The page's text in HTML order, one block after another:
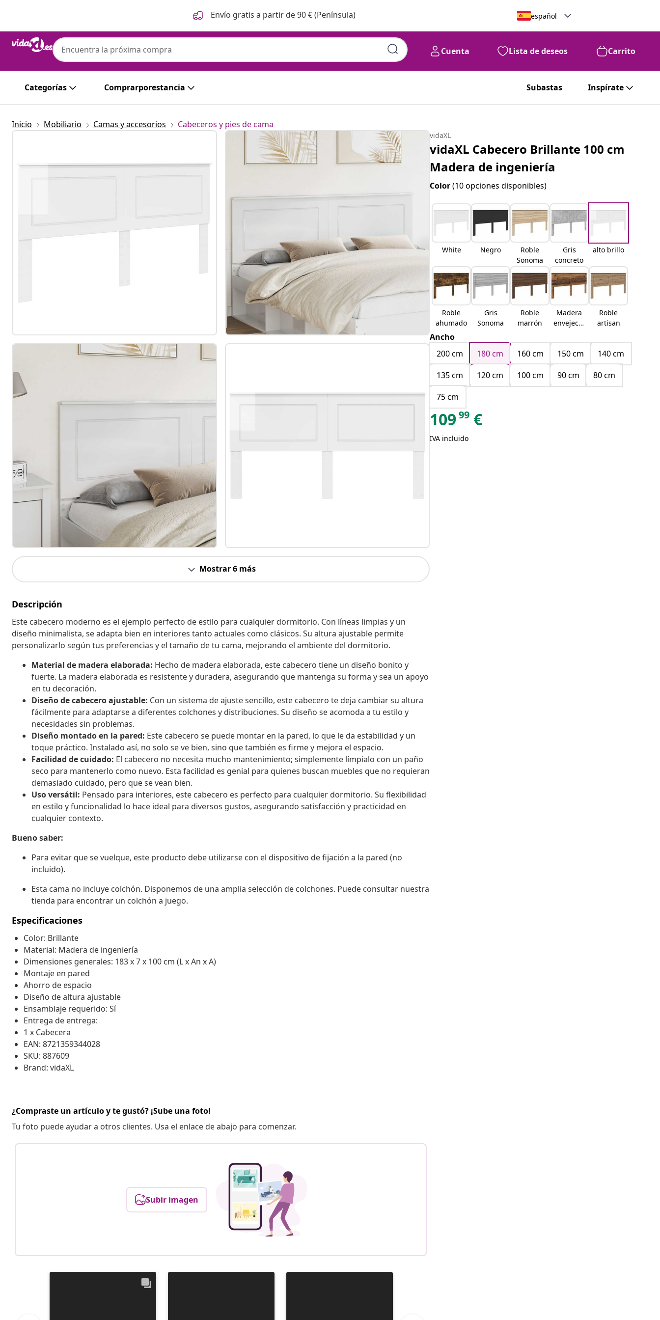
Envío gratis a partir de 90 € (Península) español
Cuenta Lista de deseos Carrito
Categorías Comprarporestancia Subastas Inspírate
Inicio Mobiliario Camas y accesorios Cabeceros y pies de cama
Mostrar 6 más
Descripción
Este cabecero moderno es el ejemplo perfecto de estilo para cualquier dormitorio. Con líneas limpias y un
diseño minimalista, se adapta bien en interiores tanto actuales como clásicos. Su altura ajustable permite
personalizarlo según tus preferencias y el tamaño de tu cama, mejorando el ambiente del dormitorio.
Material de madera elaborada: Hecho de madera elaborada, este cabecero tiene un diseño bonito y
fuerte. La madera elaborada es resistente y duradera, asegurando que mantenga su forma y sea un apoyo
en tu decoración.
Diseño de cabecero ajustable: Con un sistema de ajuste sencillo, este cabecero te deja cambiar su altura
fácilmente para adaptarse a diferentes colchones y distribuciones. Su diseño se acomoda a tu estilo y
necesidades sin problemas.
Diseño montado en la pared: Este cabecero se puede montar en la pared, lo que le da estabilidad y un
toque práctico. Instalado así, no solo se ve bien, sino que también es firme y mejora el espacio.
Facilidad de cuidado: El cabecero no necesita mucho mantenimiento; simplemente límpialo con un paño
seco para mantenerlo como nuevo. Esta facilidad es genial para quienes buscan muebles que no requieran
demasiado cuidado, pero que se vean bien.
Uso versátil: Pensado para interiores, este cabecero es perfecto para cualquier dormitorio. Su flexibilidad
en estilo y funcionalidad lo hace ideal para diversos gustos, asegurando satisfacción y practicidad en
cualquier contexto.
Bueno saber:
Para evitar que se vuelque, este producto debe utilizarse con el dispositivo de fijación a la pared (no
incluido).
Esta cama no incluye colchón. Disponemos de una amplia selección de colchones. Puede consultar nuestra
tienda para encontrar un colchón a juego.
Especificaciones
Color: Brillante
Material: Madera de ingeniería
Dimensiones generales: 183 x 7 x 100 cm (L x An x A)
Montaje en pared
Ahorro de espacio
Diseño de altura ajustable
Ensamblaje requerido: Sí
Entrega de entrega:
1 x Cabecera
EAN: 8721359344028
SKU: 887609
Brand: vidaXL
¿Compraste un artículo y te gustó? ¡Sube una foto!
Tu foto puede ayudar a otros clientes. Usa el enlace de abajo para comenzar.
Subir imagen
vidaXL
vidaXL Cabecero Brillante 100 cm
Madera de ingeniería
Color(10 opciones disponibles)
White Negro
Roble
Sonoma
Gris
concreto
alto brillo
Roble
ahumado
Gris
Sonoma
Roble
marrón
Madera
envejecid
Roble
artisan
Ancho
200 cm
180 cm 160 cm 150 cm
140 cm
135 cm
120 cm 100 cm 90 cm
80 cm
75 cm
10999 €
IVA incluido